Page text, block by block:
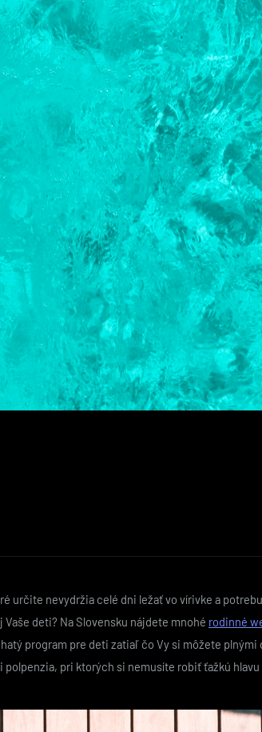
určite nevydržia celé dni ležať vo vírivke a
deti? Na Slovensku nájdete mnohé rodinné
program pre deti zatiaľ čo Vy si môžete plnými
pri ktorých si nemusíte robiť ťažkú hlavu